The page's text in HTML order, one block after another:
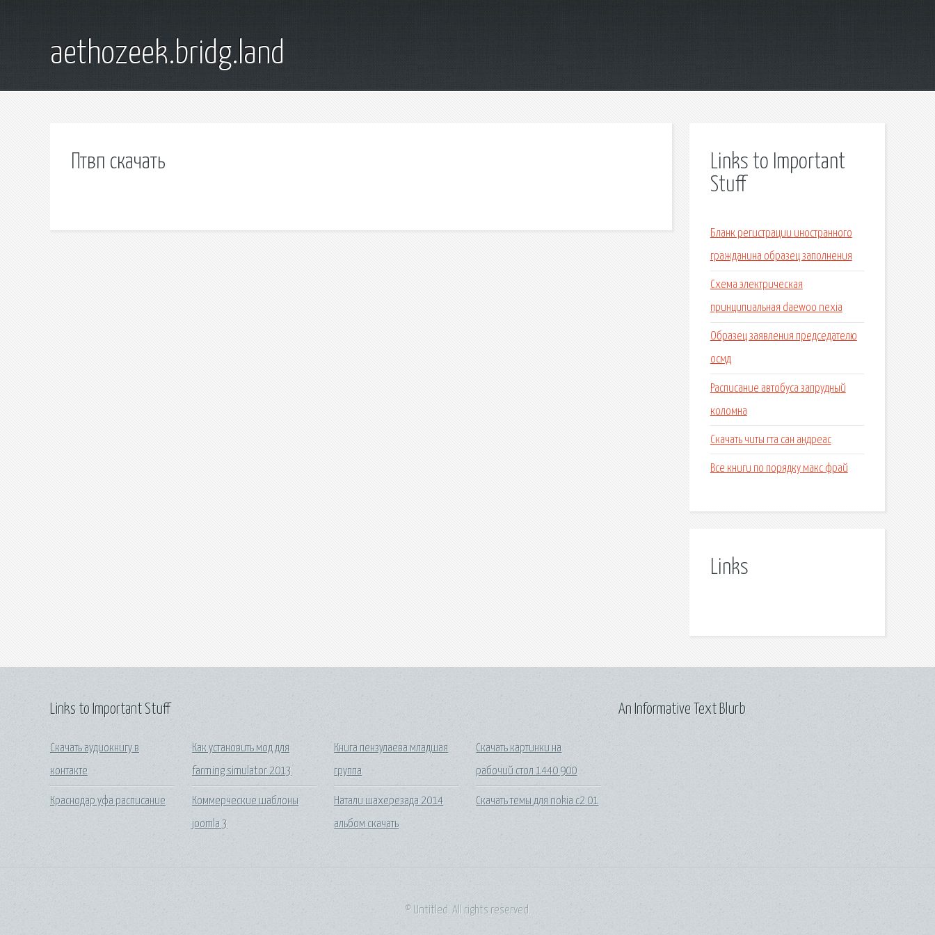
aethozeek.bridg.land
Птвп скачать
Links to Important
Stuff
Бланк регистрации иностранного
гражданина образец заполнения
Схема электрическая
принципиальная daewoo nexia
Образец заявления председателю
осмд
Расписание автобуса запрудный
коломна
Скачать читы гта сан андреас
Все книги по порядку макс фрай
Links
Links to Important Stuff
Скачать аудиокнигу в
контакте
Краснодар уфа расписание
Как установить мод для
farming simulator 2013
Коммерческие шаблоны
joomla 3
Книга пензулаева младшая
группа
Натали шахерезада 2014
альбом скачать
Скачать картинки на
рабочий стол 1440 900
Скачать темы для nokia c2 01
An Informative Text Blurb
© Untitled. All rights reserved.